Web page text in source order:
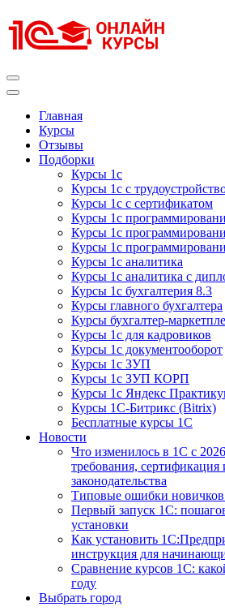
к
содержимому
Главная
Курсы
Отзывы
Подборки
Курсы 1с
Курсы 1с с
Курсы 1с с сертификатом
Курсы 1с
Курсы 1с
Курсы 1с
Курсы 1с аналитика
Курсы 1с аналитика с
Курсы 1с бухгалтерия 8.3
Курсы главного бухгалтера
Курсы бухгалтер-
Курсы 1с для кадровиков
Курсы 1с документооборот
Курсы 1с ЗУП
Курсы 1с ЗУП КОРП
Курсы 1с Яндекс
Курсы 1С-Битрикс (Bitrix)
Бесплатные курсы 1С
Новости
Что изменилось в 1С с
требования, сертификация
законодательства
Типовые ошибки
Первый запуск 1С:
установки
Как установить
инструкция для
Сравнение курсов 1С:
году
Выбрать город